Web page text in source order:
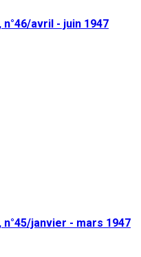
avril - juin 1947
janvier - mars 1947